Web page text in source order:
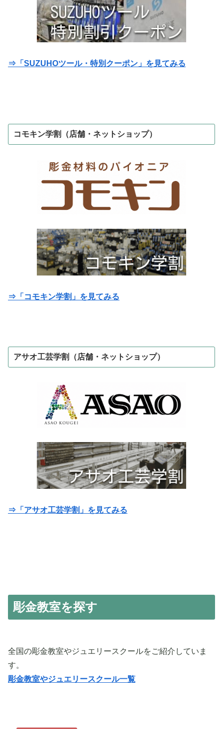
⇒「SUZUHOツール・特別クーポン」を見てみる
コモキン学割（店舗・ネットショップ）
⇒「コモキン学割」を見てみる
アサオ工芸学割（店舗・ネットショップ）
⇒「アサオ工芸学割」を見てみる
彫金教室を探す
全国の彫金教室やジュエリースクールをご紹介していま
す。
彫金教室やジュエリースクール一覧